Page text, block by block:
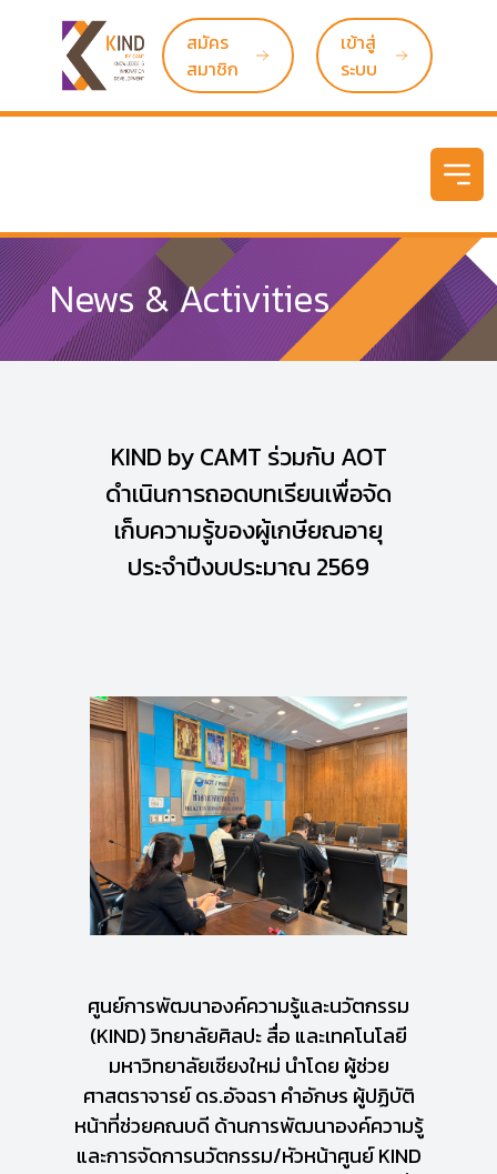
สมัคร
สมาชิก
เข้าสู่
ระบบ
News & Activities
KIND by CAMT ร่วมกับ AOT
ดำเนินการถอดบทเรียนเพื่อจัด
เก็บความรู้ของผู้เกษียณอายุ
ประจำปีงบประมาณ 2569
ศูนย์การพัฒนาองค์ความรู้และนวัตกรรม
(KIND) วิทยาลัยศิลปะ สื่อ และเทคโนโลยี
มหาวิทยาลัยเชียงใหม่ นำโดย ผู้ช่วย
ศาสตราจารย์ ดร.อัจฉรา คำอักษร ผู้ปฏิบัติ
หน้าที่ช่วยคณบดี ด้านการพัฒนาองค์ความรู้
และการจัดการนวัตกรรม/หัวหน้าศูนย์ KIND